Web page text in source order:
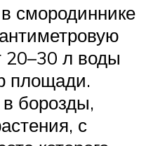
смородиннике
20–30 л воды
площади.
борозды,
с